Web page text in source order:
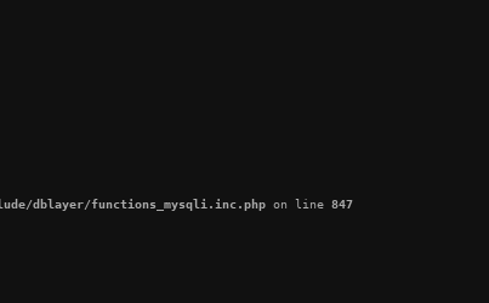
dblayer/functions_mysqli.inc.php on line 847